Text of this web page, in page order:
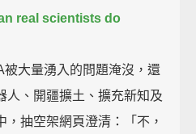
real scientists do
大量湧入的問題淹沒，還
人、開疆擴土、擴充新知及
抽空架網頁澄清：「不，